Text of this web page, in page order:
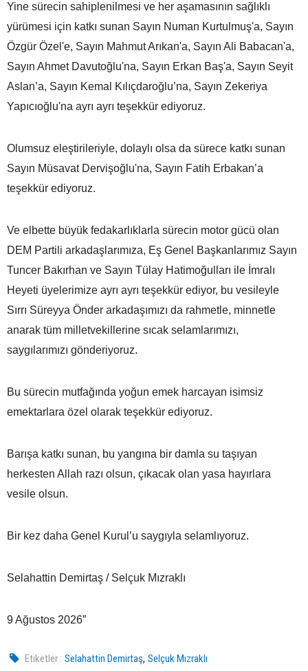
Yine sürecin sahiplenilmesi ve her aşamasının sağlıklı
yürümesi için katkı sunan Sayın Numan Kurtulmuş'a, Sayın
Özgür Özel'e, Sayın Mahmut Arıkan'a, Sayın Ali Babacan'a,
Sayın Ahmet Davutoğlu'na, Sayın Erkan Baş'a, Sayın Seyit
Aslan’a, Sayın Kemal Kılıçdaroğlu’na, Sayın Zekeriya
Yapıcıoğlu'na ayrı ayrı teşekkür ediyoruz.
Olumsuz eleştirileriyle, dolaylı olsa da sürece katkı sunan
Sayın Müsavat Dervişoğlu'na, Sayın Fatih Erbakan’a
teşekkür ediyoruz.
Ve elbette büyük fedakarlıklarla sürecin motor gücü olan
DEM Partili arkadaşlarımıza, Eş Genel Başkanlarımız Sayın
Tuncer Bakırhan ve Sayın Tülay Hatimoğulları ile İmralı
Heyeti üyelerimize ayrı ayrı teşekkür ediyor, bu vesileyle
Sırrı Süreyya Önder arkadaşımızı da rahmetle, minnetle
anarak tüm milletvekillerine sıcak selamlarımızı,
saygılarımızı gönderiyoruz.
Bu sürecin mutfağında yoğun emek harcayan isimsiz
emektarlara özel olarak teşekkür ediyoruz.
Barışa katkı sunan, bu yangına bir damla su taşıyan
herkesten Allah razı olsun, çıkacak olan yasa hayırlara
vesile olsun.
Bir kez daha Genel Kurul’u saygıyla selamlıyoruz.
Selahattin Demirtaş / Selçuk Mızraklı
9 Ağustos 2026”
Etiketler : Selahattin Demirtaş,Selçuk Mızraklı